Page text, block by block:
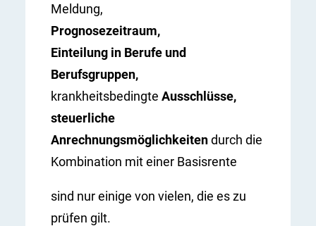
Meldung,
Prognosezeitraum,
Einteilung in Berufe und
Berufsgruppen,
krankheitsbedingte Ausschlüsse,
steuerliche
Anrechnungsmöglichkeitendurch die
Kombination mit einer Basisrente
sind nur einige von vielen, die es zu
prüfen gilt.